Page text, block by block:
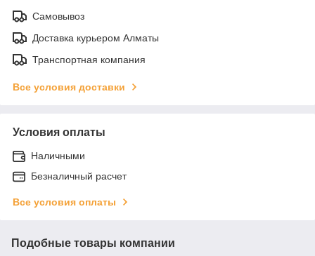
Самовывоз
Доставка курьером Алматы
Транспортная компания
Все условия доставки
Условия оплаты
Наличными
Безналичный расчет
Все условия оплаты
Подобные товары компании